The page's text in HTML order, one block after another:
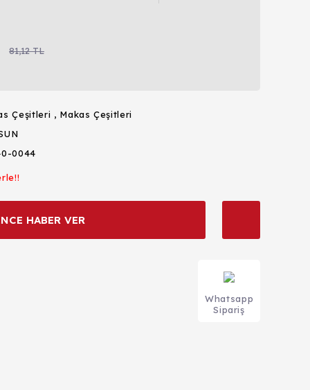
81,12 TL
Çeşitleri , Makas Çeşitleri
0044
HABER VER
Whatsapp
Sipariş